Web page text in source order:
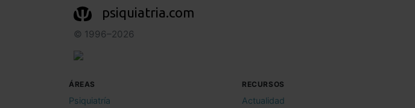
psiquiatria.com
© 1996–2026
ÁREAS
Psiquiatría
RECURSOS
Actualidad